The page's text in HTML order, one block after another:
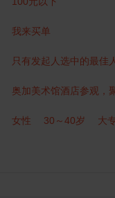
我来买单
只有发起人选中的最佳
奥加美术馆酒店参观，
女性 30～40岁 大